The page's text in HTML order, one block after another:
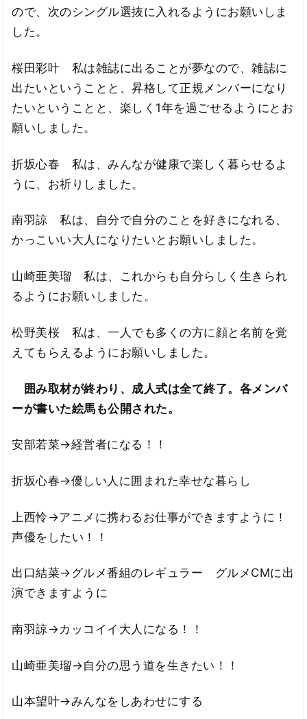
ので、次のシングル選抜に入れるようにお願いしま
した。
桜田彩叶 私は雑誌に出ることが夢なので、雑誌に
出たいということと、昇格して正規メンバーになり
たいということと、楽しく1年を過ごせるようにとお
願いしました。
折坂心春 私は、みんなが健康で楽しく暮らせるよ
うに、お祈りしました。
南羽諒 私は、自分で自分のことを好きになれる、
かっこいい大人になりたいとお願いしました。
山崎亜美瑠 私は、これからも自分らしく生きられ
るようにお願いしました。
松野美桜 私は、一人でも多くの方に顔と名前を覚
えてもらえるようにお願いしました。
囲み取材が終わり、成人式は全て終了。各メンバ
ーが書いた絵馬も公開された。
安部若菜→経営者になる！！
折坂心春→優しい人に囲まれた幸せな暮らし
上西怜→アニメに携わるお仕事ができますように！
声優をしたい！！
出口結菜→グルメ番組のレギュラー グルメCMに出
演できますように
南羽諒→カッコイイ大人になる！！
山崎亜美瑠→自分の思う道を生きたい！！
山本望叶→みんなをしあわせにする